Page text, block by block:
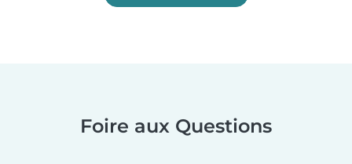
Foire aux Questions